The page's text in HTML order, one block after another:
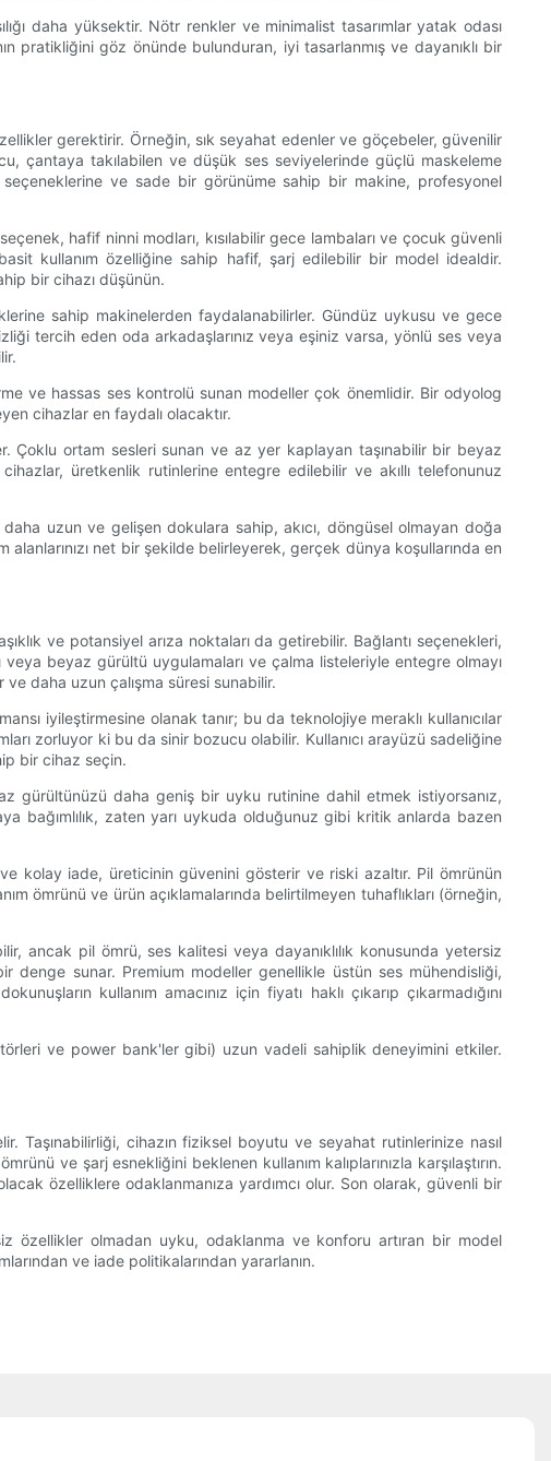
daha yüksektir. Nötr renkler ve minimalist tasarımlar yatak odası
pratikliğini göz önünde bulunduran, iyi tasarlanmış ve dayanıklı bir
gerektirir. Örneğin, sık seyahat edenler ve göçebeler, güvenilir
çantaya takılabilen ve düşük ses seviyelerinde güçlü maskeleme
ve sade bir görünüme sahip bir makine, profesyonel
hafif ninni modları, kısılabilir gece lambaları ve çocuk güvenli
kullanım özelliğine sahip hafif, şarj edilebilir bir model idealdir.
bir cihazı düşünün.
sahip makinelerden faydalanabilirler. Gündüz uykusu ve gece
tercih eden oda arkadaşlarınız veya eşiniz varsa, yönlü ses veya
ve hassas ses kontrolü sunan modeller çok önemlidir. Bir odyolog
cihazlar en faydalı olacaktır.
Çoklu ortam sesleri sunan ve az yer kaplayan taşınabilir bir beyaz
üretkenlik rutinlerine entegre edilebilir ve akıllı telefonunuz
uzun ve gelişen dokulara sahip, akıcı, döngüsel olmayan doğa
alanlarınızı net bir şekilde belirleyerek, gerçek dünya koşullarında en
ve potansiyel arıza noktaları da getirebilir. Bağlantı seçenekleri,
beyaz gürültü uygulamaları ve çalma listeleriyle entegre olmayı
ve daha uzun çalışma süresi sunabilir.
iyileştirmesine olanak tanır; bu da teknolojiye meraklı kullanıcılar
zorluyor ki bu da sinir bozucu olabilir. Kullanıcı arayüzü sadeliğine
bir cihaz seçin.
gürültünüzü daha geniş bir uyku rutinine dahil etmek istiyorsanız,
bağımlılık, zaten yarı uykuda olduğunuz gibi kritik anlarda bazen
kolay iade, üreticinin güvenini gösterir ve riski azaltır. Pil ömrünün
ömrünü ve ürün açıklamalarında belirtilmeyen tuhaflıkları (örneğin,
ancak pil ömrü, ses kalitesi veya dayanıklılık konusunda yetersiz
denge sunar. Premium modeller genellikle üstün ses mühendisliği,
kullanım amacınız için fiyatı haklı çıkarıp çıkarmadığını
ve power bank'ler gibi) uzun vadeli sahiplik deneyimini etkiler.
Taşınabilirliği, cihazın fiziksel boyutu ve seyahat rutinlerinize nasıl
ve şarj esnekliğini beklenen kullanım kalıplarınızla karşılaştırın.
özelliklere odaklanmanıza yardımcı olur. Son olarak, güvenli bir
özellikler olmadan uyku, odaklanma ve konforu artıran bir model
ve iade politikalarından yararlanın.